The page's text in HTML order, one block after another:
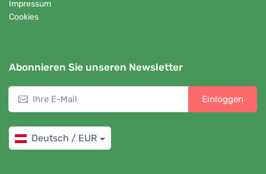
Impressum
Cookies
Abonnieren Sie unseren Newsletter
Einloggen
Deutsch / EUR